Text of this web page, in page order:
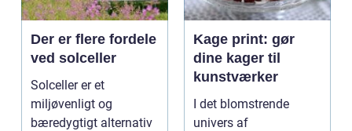
Der er flere fordele
ved solceller
Solceller er et
miljøvenligt og
bæredygtigt alternativ
Kage print: gør
dine kager til
kunstværker
I det blomstrende
univers af